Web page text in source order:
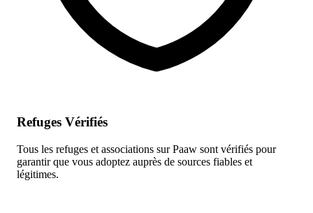
Refuges Vérifiés
Tous les refuges et associations sur Paaw sont vérifiés pour
garantir que vous adoptez auprès de sources fiables et
légitimes.